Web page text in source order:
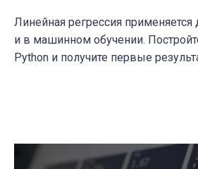
Линейная регрессия
и в машинном обучении.
Python и получите первые